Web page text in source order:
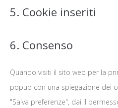
5. Cookie inseriti
6. Consenso
Quando visiti il sito web per la
popup con una spiegazione dei
"Salva preferenze", dai il